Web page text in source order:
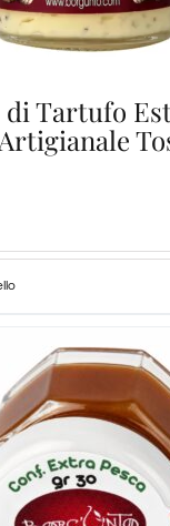
di Tartufo